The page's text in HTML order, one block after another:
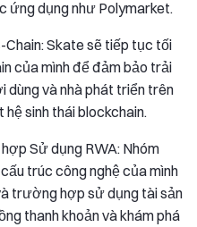
dụng như Polymarket.
Skate sẽ tiếp tục tối
của mình để đảm bảo trải
và nhà phát triển trên
sinh thái blockchain.
Sử dụng RWA: Nhóm
trúc công nghệ của mình
trường hợp sử dụng tài sản
thanh khoản và khám phá